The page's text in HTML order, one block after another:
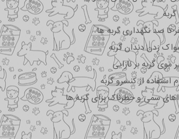
تا صد نگهداری گربه ها
زدن دندان گربه
موی گربه بر نازایی
استفاده از کنسرو گربه
سمی و خطرناک برای گربه ها